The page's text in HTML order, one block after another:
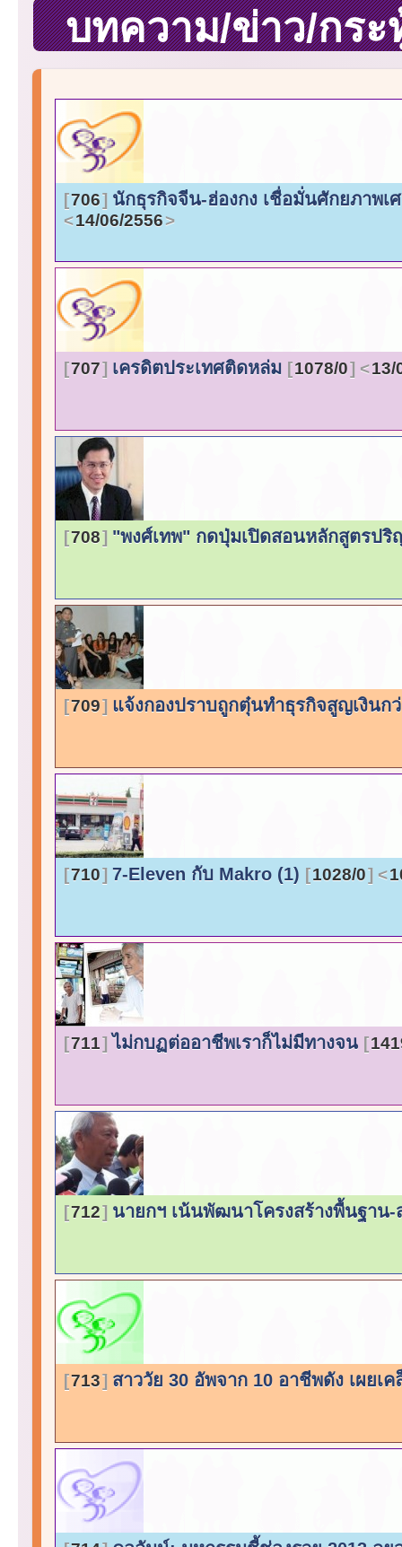
บทความ/ข่าว/กระ
706 นักธุรกิจจีน-ฮ่องกง เชื่อมั่นศักยภาพเ
14/06/2556
707 เครดิตประเทศติดหล่ม 1078/0 13/
708 "พงศ์เทพ" กดปุ่มเปิดสอนหลักสูตรป
709 แจ้งกองปราบถูกตุ๋นทำธุรกิจสูญเงินก
710 7-Eleven กับ Makro (1) 1028/0
711 ไม่กบฏต่ออาชีพเราก็ไม่มีทางจน
712 นายกฯ เน้นพัฒนาโครงสร้างพื้นฐา
713 สาววัย 30 อัพจาก 10 อาชีพดัง เผยเ